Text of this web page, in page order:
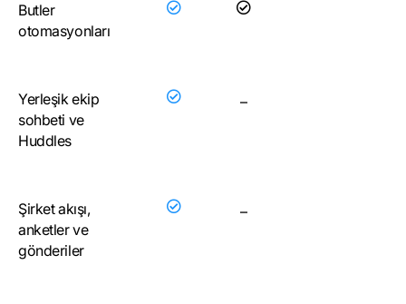
Butler
otomasyonları
Yerleşik ekip
sohbeti ve
Huddles
–
Şirket akışı,
anketler ve
gönderiler
–